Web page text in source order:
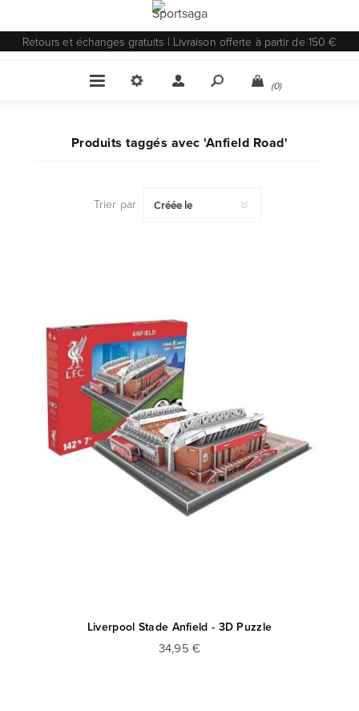
Retours et échanges gratuits | Livraison offerte à partir de 150 €
(0)
Produits taggés avec 'Anfield Road'
Trier par
Liverpool Stade Anfield - 3D Puzzle
34,95 €